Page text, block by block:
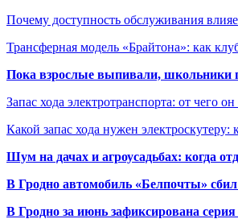
Почему доступность обслуживания
Трансферная модель «Брайтона»: как
Пока взрослые выпивали, школьники
Запас хода электротранспорта: от чего
Какой запас хода нужен
Шум на дачах и агроусадьбах: когда
В Гродно автомобиль «Белпочты» сбил
В Гродно за июнь зафиксирована